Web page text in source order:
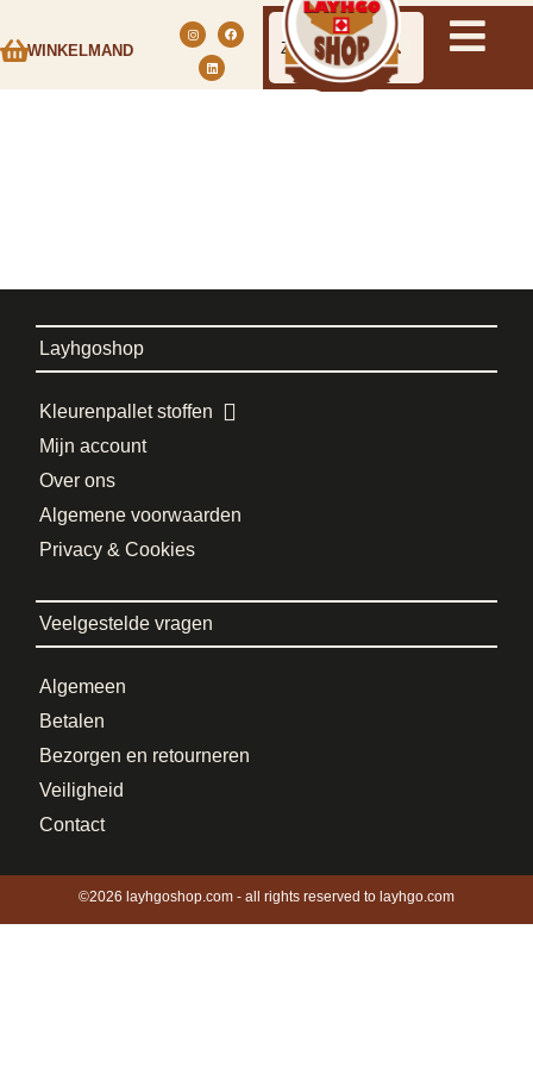
WINKELMAND
Layhgoshop
Kleurenpallet stoffen
Mijn account
Over ons
Algemene voorwaarden
Privacy & Cookies
Veelgestelde vragen
Algemeen
Betalen
Bezorgen en retourneren
Veiligheid
Contact
©2026 layhgoshop.com - all rights reserved to layhgo.com